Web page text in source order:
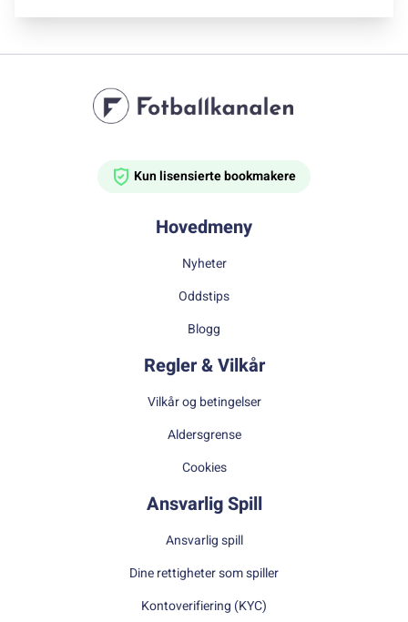
Kun lisensierte bookmakere
Hovedmeny
Nyheter
Oddstips
Blogg
Regler & Vilkår
Vilkår og betingelser
Aldersgrense
Cookies
Ansvarlig Spill
Ansvarlig spill
Dine rettigheter som spiller
Kontoverifiering (KYC)